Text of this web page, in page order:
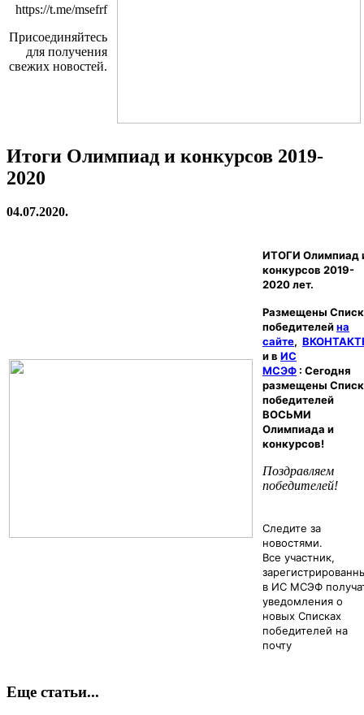
https://t.me/msefrf
Присоединяйтесь
для получения
свежих новостей.
Итоги Олимпиад и конкурсов 2019-
2020
04.07.2020.
ИТОГИ Олимпиад
конкурсов 2019-
2020 лет.
Размещены
победителейна
сайте,
ив ИС
МСЭФ : Сегодня
размещены
победителей
ВОСЬМИ
Олимпиада и
конкурсов!
Поздравляем
победителей!
Следите за
новостями.
Все участник,
в ИС МСЭФ
уведомления о
новых Списках
победителей на
почту
Еще статьи...